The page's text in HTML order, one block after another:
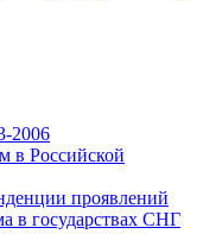
2006
в Российской
проявлений
в государствах СНГ